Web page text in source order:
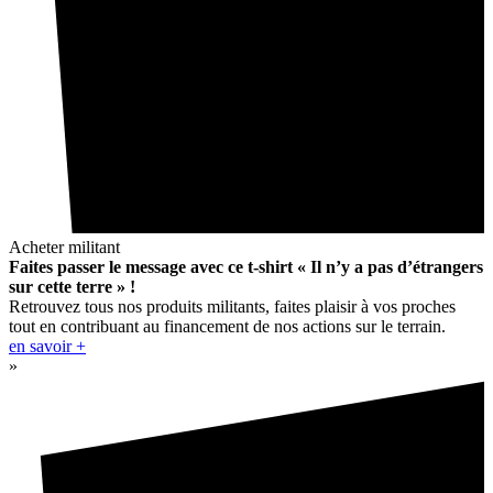
Acheter militant
Faites passer le message avec ce t-shirt « Il n’y a pas d’étrangers
sur cette terre » !
Retrouvez tous nos produits militants, faites plaisir à vos proches
tout en contribuant au financement de nos actions sur le terrain.
en savoir +
»